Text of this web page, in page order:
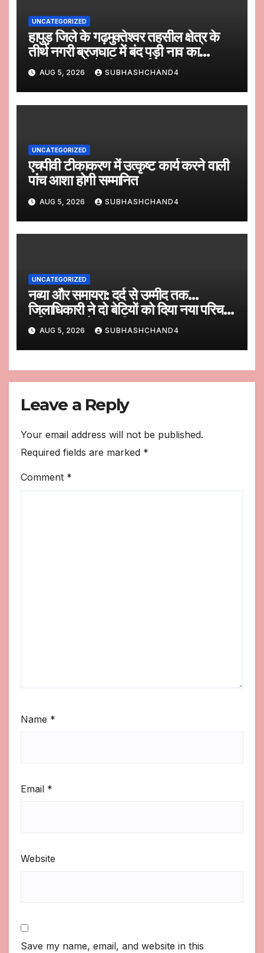
UNCATEGORIZED
हापुड़ जिले के गढ़मुक्तेश्वर तहसील क्षेत्र के
तीर्थ नगरी ब्रजघाट में बंद पड़ी नाव का
संचालन करने के लिए प्रार्थना पत्र
AUG 5, 2026 SUBHASHCHAND4
UNCATEGORIZED
एचपीवी टीकाकरण में उत्कृष्ट कार्य करने वाली
पांच आशा होगी सम्मानित
AUG 5, 2026 SUBHASHCHAND4
UNCATEGORIZED
नव्या और समायरा: दर्द से उम्मीद तक…
जिलाधिकारी ने दो बेटियों को दिया नया परिचय,
नई पहचान और नया विश्वास
AUG 5, 2026 SUBHASHCHAND4
Leave a Reply
Your email address will not be published.
Required fields are marked *
Comment *
Name *
Email *
Website
Save my name, email, and website in this